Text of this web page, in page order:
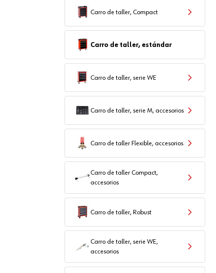
Carro de taller, Compact
Carro de taller, estándar
Carro de taller, serie WE
Carro de taller, serie M, accesorios
Carro de taller Flexible, accesorios
Carro de taller Compact,
accesorios
Carro de taller, Robust
Carro de taller, serie WE,
accesorios